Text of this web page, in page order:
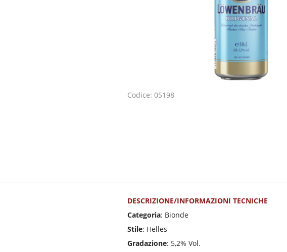
Codice: 05198
DESCRIZIONE/INFORMAZIONI TECNICHE
Categoria: Bionde
Stile: Helles
Gradazione: 5,2% Vol.